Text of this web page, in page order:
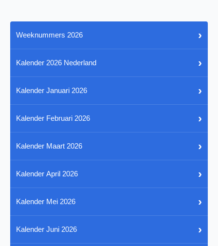
Weeknummers 2026 ›
Kalender 2026 Nederland ›
Kalender Januari 2026 ›
Kalender Februari 2026 ›
Kalender Maart 2026 ›
Kalender April 2026 ›
Kalender Mei 2026 ›
Kalender Juni 2026 ›